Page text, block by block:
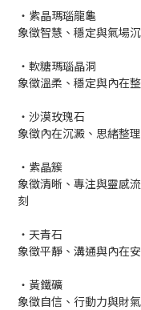
・紫晶瑪瑙龍龜
象徵智慧、穩定與氣場
・軟糖瑪瑙晶洞
象徵溫柔、穩定與內在
・沙漠玫瑰石
象徵內在沉澱、思緒整
・紫晶簇
象徵清晰、專注與靈感
刻
・天青石
象徵平靜、溝通與內在
・黃鐵礦
象徵自信、行動力與財